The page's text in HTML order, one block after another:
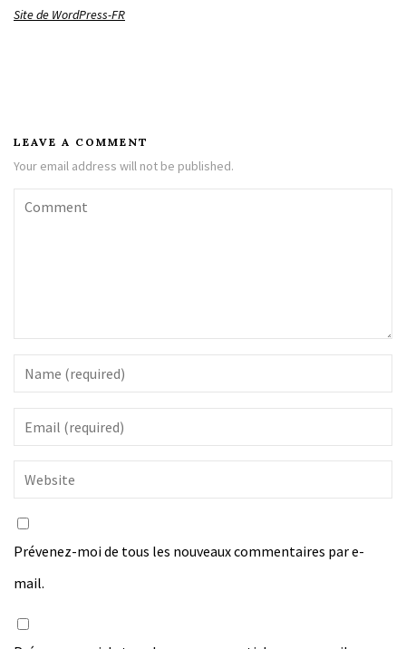
Site de WordPress-FR
LEAVE A COMMENT
Your email address will not be published.
Prévenez-moi de tous les nouveaux commentaires par e-
mail.